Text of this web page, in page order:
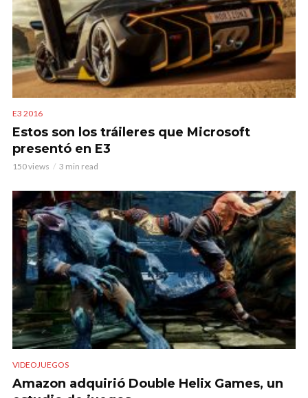
E3 2016
Estos son los tráileres que Microsoft
presentó en E3
150 views 3 min read
VIDEOJUEGOS
Amazon adquirió Double Helix Games, un